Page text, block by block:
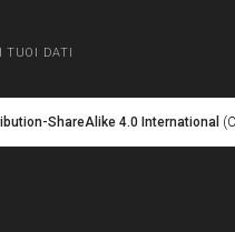
TUOI DATI
ShareAlike 4.0 International